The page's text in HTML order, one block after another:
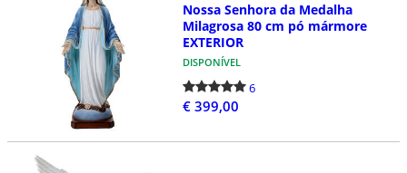
Nossa Senhora da Medalha
Milagrosa 80 cm pó mármore
EXTERIOR
DISPONÍVEL
6
€ 399,00